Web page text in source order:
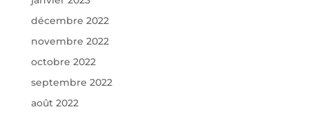
décembre 2022
novembre 2022
octobre 2022
septembre 2022
août 2022